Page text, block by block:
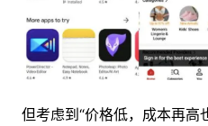
但考虑到“价格低，成本再高